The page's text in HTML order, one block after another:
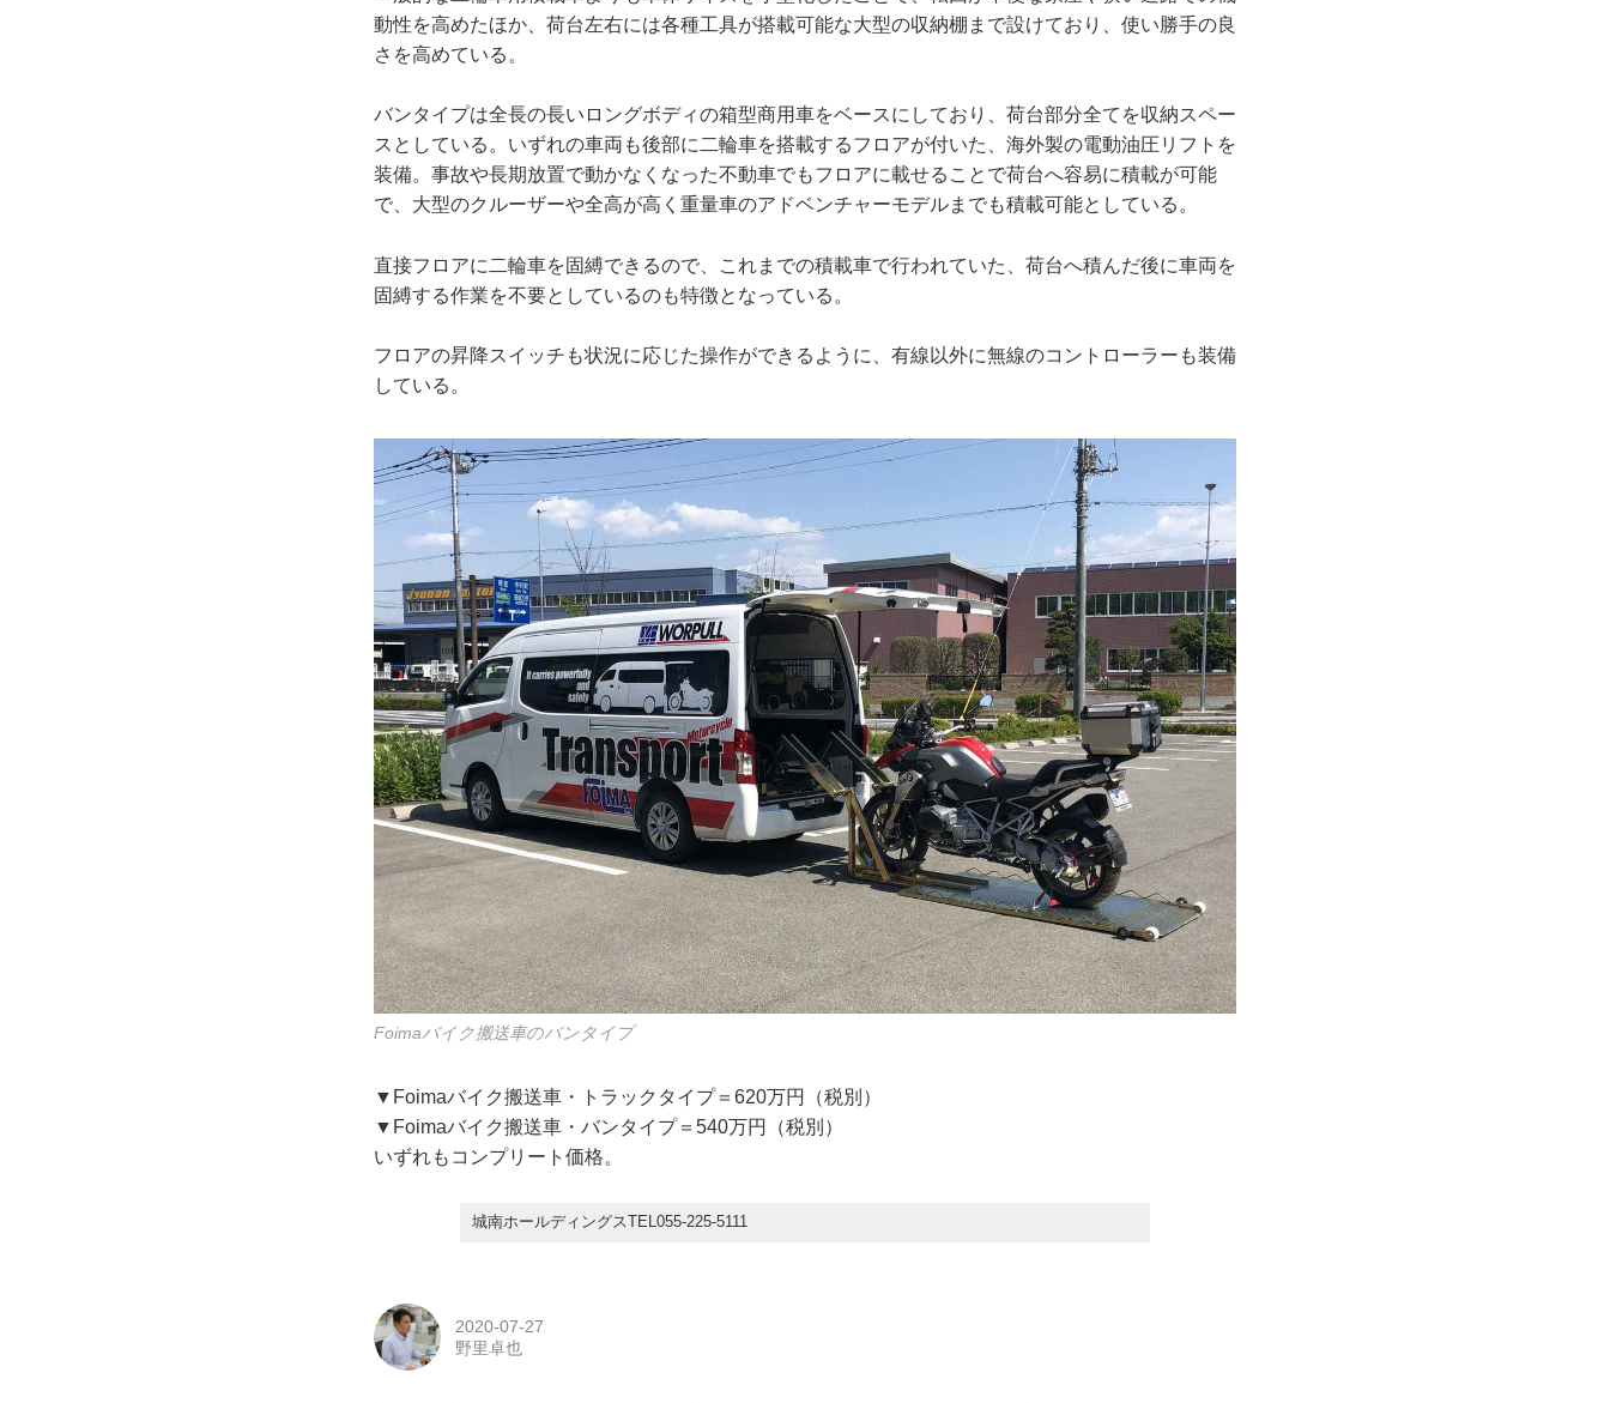
動性を高めたほか、荷台左右には各種工具が搭載可能な大型の収納棚まで設けており、使い勝手の良
さを高めている。
バンタイプは全長の長いロングボディの箱型商用車をベースにしており、荷台部分全てを収納スペー
スとしている。いずれの車両も後部に二輪車を搭載するフロアが付いた、海外製の電動油圧リフトを
装備。事故や長期放置で動かなくなった不動車でもフロアに載せることで荷台へ容易に積載が可能
で、大型のクルーザーや全高が高く重量車のアドベンチャーモデルまでも積載可能としている。
直接フロアに二輪車を固縛できるので、これまでの積載車で行われていた、荷台へ積んだ後に車両を
固縛する作業を不要としているのも特徴となっている。
フロアの昇降スイッチも状況に応じた操作ができるように、有線以外に無線のコントローラーも装備
している。
Foimaバイク搬送車のバンタイプ
▼Foimaバイク搬送車・トラックタイプ＝620万円（税別）
▼Foimaバイク搬送車・バンタイプ＝540万円（税別）
いずれもコンプリート価格。
城南ホールディングスTEL055-225-5111
2020-07-27
野里卓也